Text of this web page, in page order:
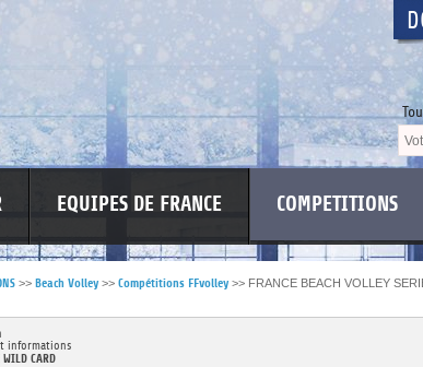
EQUIPES DE FRANCE COMPETITIONS
>> Beach Volley >> Compétitions FFvolley >> FRANCE BEACH VOLLEY
informations
WILD CARD